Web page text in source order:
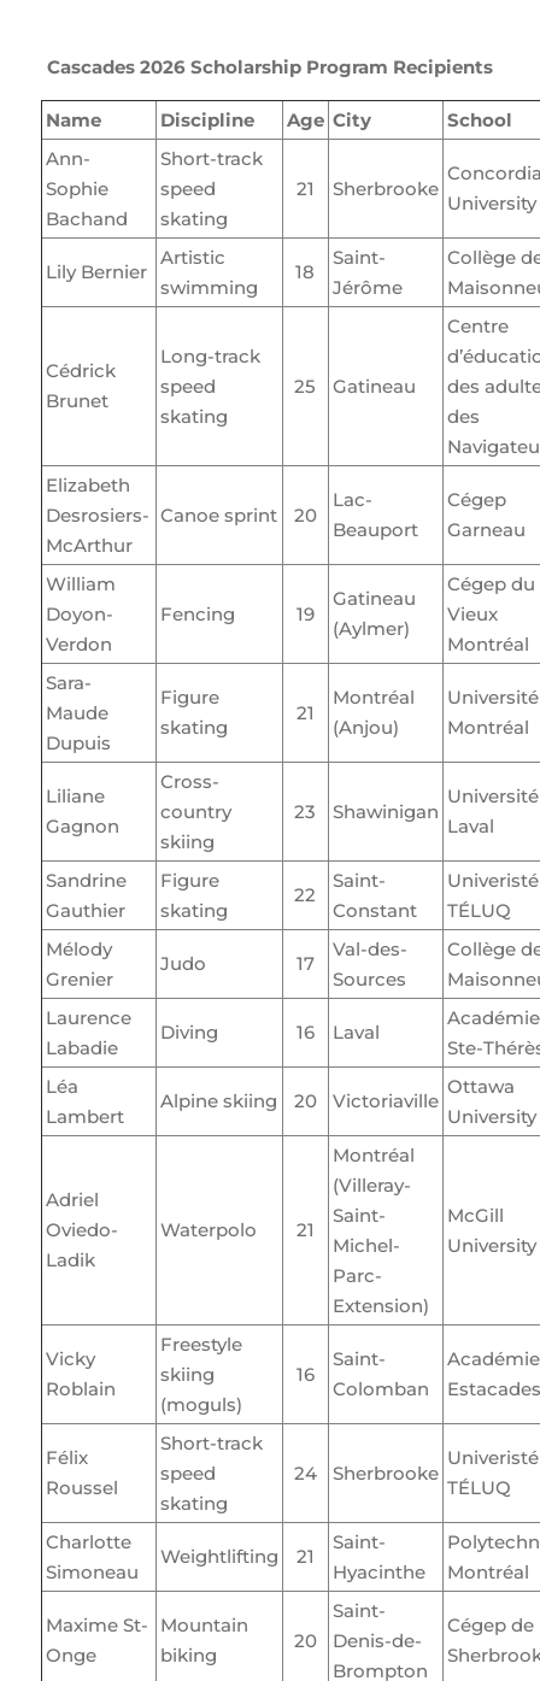
Cascades 2026 Scholarship Program Recipients
Name Discipline Age City
School
Ann-
Sophie
Bachand
Short-track
speed
skating
21 Sherbrooke
University
Lily Bernier
Artistic
swimming
18
Saint-
Jérôme
Collège
Cédrick
Brunet
Long-track
speed
skating
25 Gatineau
Centre
des
des
Elizabeth
Desrosiers-
McArthur
Canoe sprint 20
Lac-
Beauport
Cégep
Garneau
William
Doyon-
Verdon
Fencing 19
Gatineau
(Aylmer)
Cégep du
Vieux
Montréal
Sara-
Maude
Dupuis
Figure
skating
21
Montréal
(Anjou)
Montréal
Liliane
Gagnon
Cross-
country
skiing
23 Shawinigan
Université
Laval
Sandrine
Gauthier
Figure
skating
22
Saint-
Constant
Univeristé
TÉLUQ
Mélody
Grenier
Judo 17
Val-des-
Sources
Collège
Laurence
Labadie
Diving 16 Laval
Académie
Ste-
Léa
Lambert
Alpine skiing 20 Victoriaville
Ottawa
University
Adriel
Oviedo-
Ladik
Waterpolo 21
Montréal
(Villeray-
Saint-
Michel-
Parc-
Extension)
McGill
University
Vicky
Roblain
Freestyle
skiing
(moguls)
16
Saint-
Colomban
Estacades
Félix
Roussel
Short-track
speed
skating
24 Sherbrooke
Univeristé
TÉLUQ
Charlotte
Simoneau
Weightlifting 21
Saint-
Hyacinthe
Montréal
Maxime St-
Onge
Mountain
biking
20
Saint-
Denis-de-
Brompton
Cégep de